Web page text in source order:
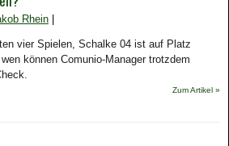
Rhein
vier Spielen, Schalke 04 ist auf Platz
können Comunio-Manager trotzdem
Zum Artikel »